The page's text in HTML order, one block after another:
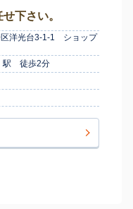
下さい。
区洋光台3-1-1 ショップ
駅 徒歩2分